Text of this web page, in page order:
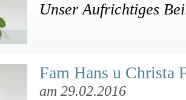
Unser Aufrichtiges
Fam Hans u Christa
am 29.02.2016